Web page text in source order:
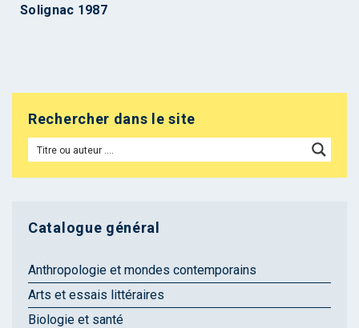
Solignac 1987
Rechercher dans le site
Catalogue général
Anthropologie et mondes contemporains
Arts et essais littéraires
Biologie et santé